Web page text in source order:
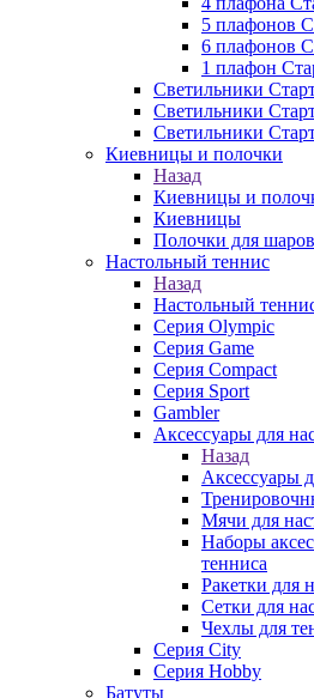
5 плафонов
6 плафонов
1 плафон
Светильники
Светильники
Светильники
Киевницы и полочки
Назад
Киевницы и
Киевницы
Полочки для шаров
Настольный теннис
Назад
Настольный
Серия Olympic
Серия Game
Серия Compact
Серия Sport
Gambler
Аксессуары для
Назад
Аксессуары
Мячи для
Наборы
тенниса
Ракетки для
Сетки для
Чехлы для
Серия City
Серия Hobby
Батуты